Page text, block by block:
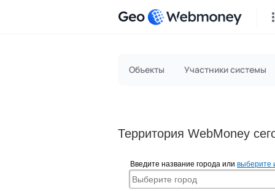
Geo
Объекты Участники системы
Территория WebMoney
Введите название города или выберите